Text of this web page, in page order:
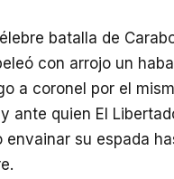
batalla de
con arrojo un
a coronel por el
ante quien El
envainar su espada